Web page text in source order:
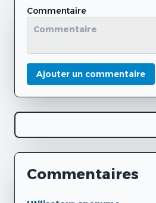
Commentaire
Ajouter un commentaire
Commentaires